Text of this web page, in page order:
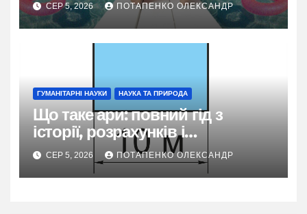
СЕР 5, 2026 ПОТАПЕНКО ОЛЕКСАНДР
ГУМАНІТАРНІ НАУКИ НАУКА ТА ПРИРОДА
Що таке ари: повний гід з
історії, розрахунків і
практичного застосування
СЕР 5, 2026 ПОТАПЕНКО ОЛЕКСАНДР